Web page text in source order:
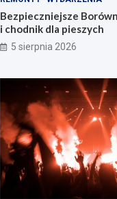
Bezpieczniejsze
i chodnik dla pieszych
5 sierpnia 2026